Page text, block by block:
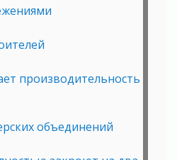
производительность
объединений